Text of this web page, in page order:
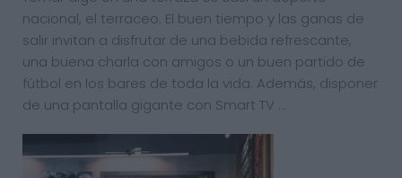
nacional, el terraceo. El buen tiempo y las ganas de
salir invitan a disfrutar de una bebida refrescante,
una buena charla con amigos o un buen partido de
fútbol en los bares de toda la vida. Además, disponer
de una pantalla gigante con Smart TV …